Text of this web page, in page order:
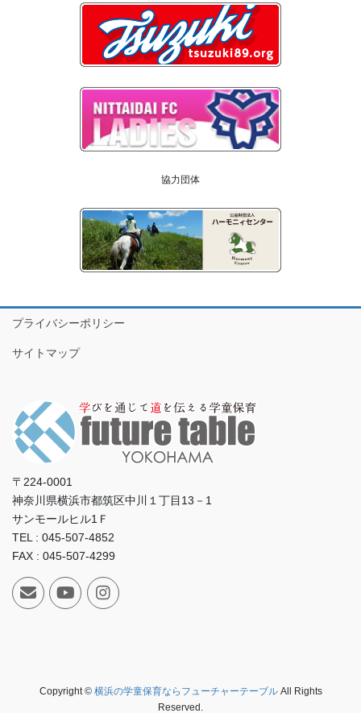
協力団体
プライバシーポリシー
サイトマップ
〒224-0001
神奈川県横浜市都筑区中川１丁目13－1
サンモールヒル1Ｆ
TEL : 045-507-4852
FAX : 045-507-4299
Copyright © 横浜の学童保育ならフューチャーテーブルAll Rights
Reserved.